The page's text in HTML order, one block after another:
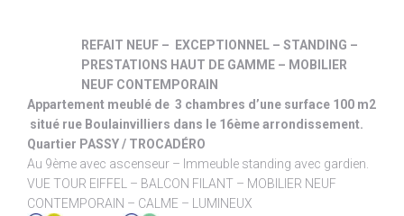
REFAIT NEUF – EXCEPTIONNEL – STANDING –
PRESTATIONS HAUT DE GAMME – MOBILIER
NEUF CONTEMPORAIN
Appartement meublé de 3 chambres d’une surface 100 m2
situé rue Boulainvilliers dans le 16ème arrondissement.
Quartier PASSY / TROCADÉRO
Au 9ème avec ascenseur – Immeuble standing avec gardien.
VUE TOUR EIFFEL – BALCON FILANT – MOBILIER NEUF
CONTEMPORAIN – CALME – LUMINEUX